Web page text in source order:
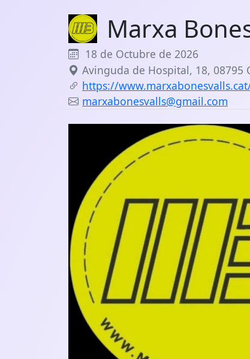
Marxa
18 de Octubre de 2026
Avinguda de Hospital, 18, 08795
https://
marxabonesvalls@gmail.com